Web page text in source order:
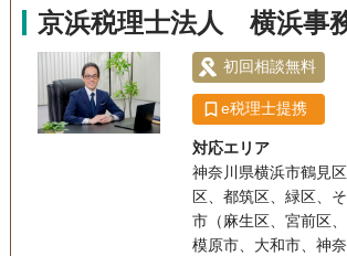
決策を提供することを目指しています。話し
本物です。弊所のサービスはお客様のビジネ
営し成長を促進するために必要なものです。 弊所は、「30年
を超える経験を、あなたの味方に」をモット
性、正確性、迅速性、そして親切さ」を大切
それ故弊所が提供するサービスはお客様のビ
不可欠なものであり、常にお客様の成功に
電話相談可 土日相談可 初回相談無料
事務所面談可
京浜税理士法人 横浜事
初回相談無料
e税理士提携
対応エリア
神奈川県横浜市鶴見
区、都筑区、緑区、
市（麻生区、宮前区
模原市、大和市、神